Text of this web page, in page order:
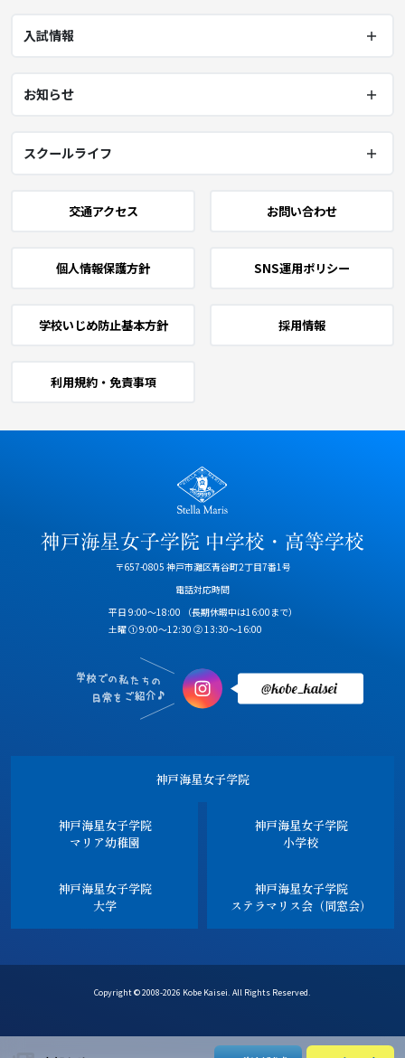
入試情報
お知らせ
スクールライフ
交通アクセス お問い合わせ
個人情報保護方針 SNS運用ポリシー
学校いじめ防止基本方針 採用情報
利用規約・免責事項
〒657-0805 神戸市灘区青谷町2丁目7番1号
電話対応時間
平日 9:00～18:00
（長期休暇中は16:00まで）
土曜 ① 9:00～12:30 ② 13:30～16:00
神戸海星女子学院
神戸海星女子学院
マリア幼稚園
神戸海星女子学院
小学校
神戸海星女子学院
大学
神戸海星女子学院
ステラマリス会（同窓会）
Copyright © 2008-2026 Kobe Kaisei. All Rights Reserved.